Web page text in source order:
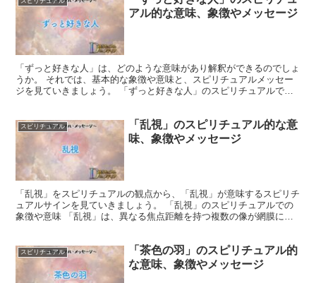
アル的な意味、象徴やメッセージ
「ずっと好きな人」は、どのような意味があり解釈ができるのでしょ
うか。 それでは、基本的な象徴や意味と、スピリチュアルメッセー
ジを見ていきましょう。 「ずっと好きな人」のスピリチュアルでの
スピリチュアル
「乱視」のスピリチュアル的な意
味、象徴やメッセージ
「乱視」をスピリチュアルの観点から、「乱視」が意味するスピリチ
ュアルサインを見ていきましょう。 「乱視」のスピリチュアルでの
象徴や意味 「乱視」は、異なる焦点距離を持つ複数の像が網膜に結
スピリチュアル
「茶色の羽」のスピリチュアル的
な意味、象徴やメッセージ